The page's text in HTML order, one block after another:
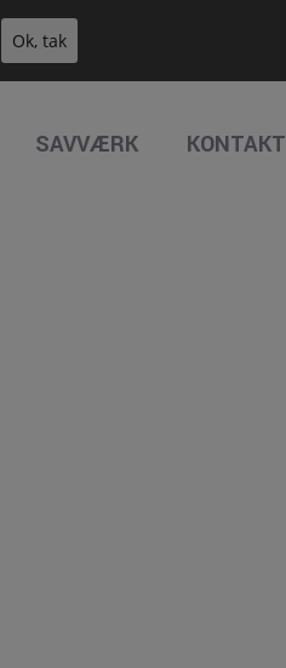
SAVVÆRK KONTAKT
Ok, tak